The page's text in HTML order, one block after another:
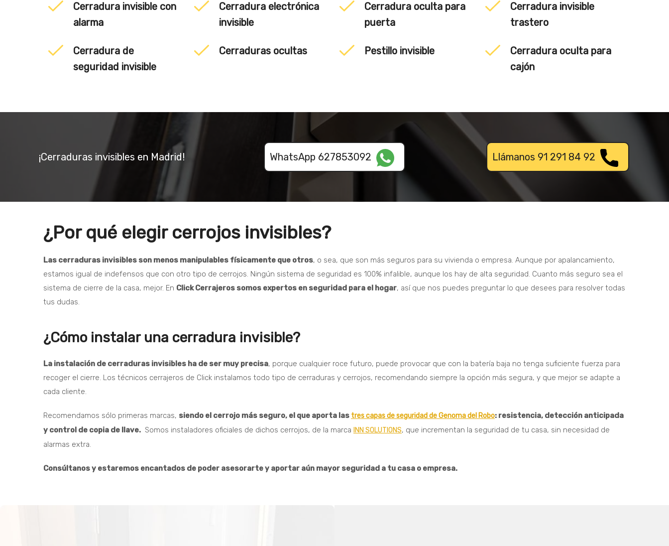
Cerradura invisible con
alarma
Cerradura electrónica
invisible
Cerradura oculta para
puerta
Cerradura invisible
trastero
Cerradura de
seguridad invisible
Cerraduras ocultas Pestillo invisible
Cerradura oculta para
cajón
¡Cerraduras invisibles en Madrid! WhatsApp 627853092 Llámanos 91 291 84 92
¿Por qué elegir cerrojos invisibles?
Las cerraduras invisibles son menos manipulables físicamente que otros, o sea, que son más seguros para su vivienda o empresa. Aunque por apalancamiento,
estamos igual de indefensos que con otro tipo de cerrojos. Ningún sistema de seguridad es 100% infalible, aunque los hay de alta seguridad. Cuanto más seguro sea el
sistema de cierre de la casa, mejor. En Click Cerrajeros somos expertos en seguridad para el hogar, así que nos puedes preguntar lo que desees para resolver todas
tus dudas.
¿Cómo instalar una cerradura invisible?
La instalación de cerraduras invisibles ha de ser muy precisa, porque cualquier roce futuro, puede provocar que con la batería baja no tenga suficiente fuerza para
recoger el cierre. Los técnicos cerrajeros de Click instalamos todo tipo de cerraduras y cerrojos, recomendando siempre la opción más segura, y que mejor se adapte a
cada cliente.
Recomendamos sólo primeras marcas, siendo el cerrojo más seguro, el que aporta las tres capas de seguridad de Genoma del Robo: resistencia, detección anticipada
y control de copia de llave. Somos instaladores oficiales de dichos cerrojos, de la marca INN SOLUTIONS, que incrementan la seguridad de tu casa, sin necesidad de
alarmas extra.
Consúltanos y estaremos encantados de poder asesorarte y aportar aún mayor seguridad a tu casa o empresa.